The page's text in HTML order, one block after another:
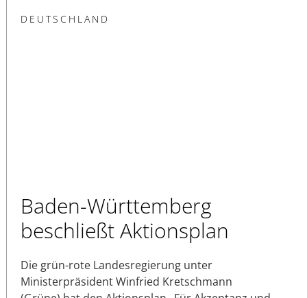
DEUTSCHLAND
Baden-Württemberg
beschließt Aktionsplan
Die grün-rote Landesregierung unter
Ministerpräsident Winfried Kretschmann